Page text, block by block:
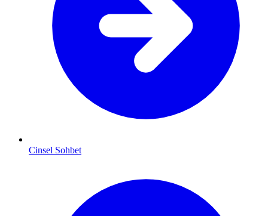
Cinsel Sohbet